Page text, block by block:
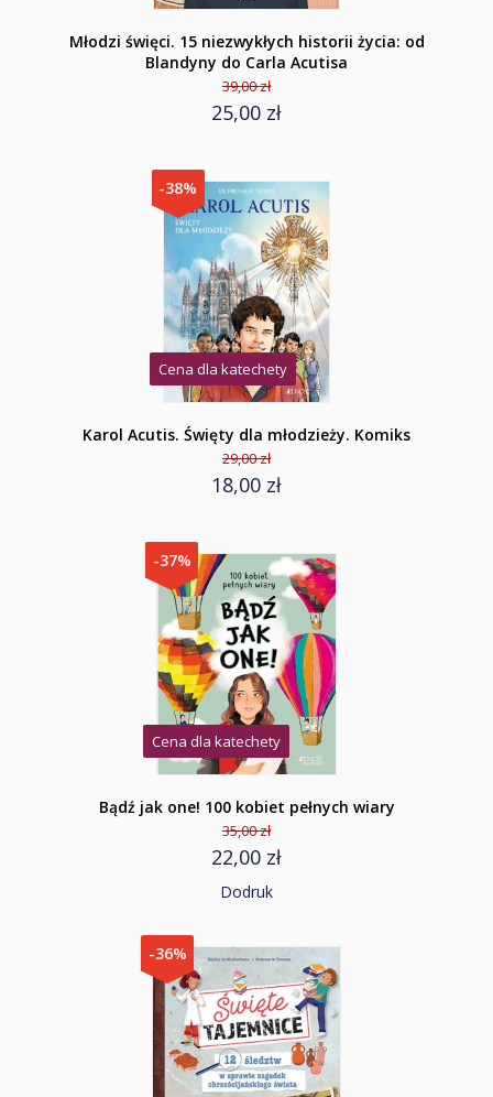
Młodzi święci. 15 niezwykłych historii życia: od
Blandyny do Carla Acutisa
39,00 zł
25,00 zł
-38%
Cena dla katechety
Karol Acutis. Święty dla młodzieży. Komiks
29,00 zł
18,00 zł
-37%
Cena dla katechety
Bądź jak one! 100 kobiet pełnych wiary
35,00 zł
22,00 zł
Dodruk
-36%